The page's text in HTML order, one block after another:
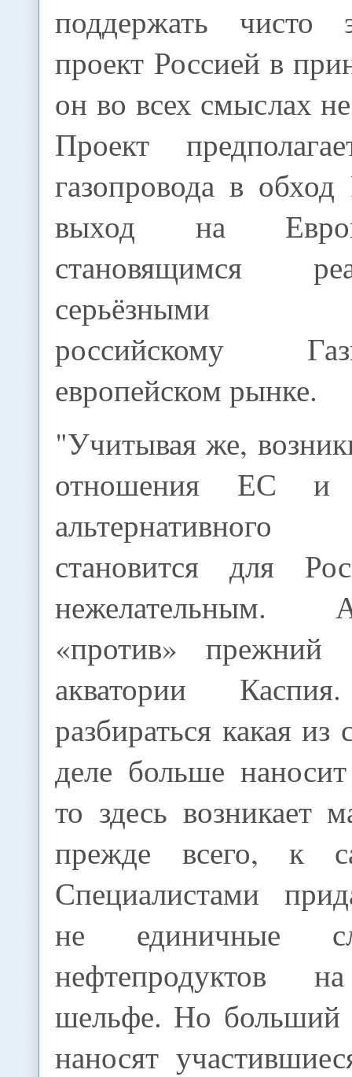
поддержать чисто
проект Россией в
он во всех смыслах
Проект
газопровода в
выход на
становящимся
серьёзными
российскому
европейском рынке.
"Учитывая же,
отношения ЕС и
альтернативного
становится для
нежелательным.
«против» прежний
акватории
разбираться какая
деле больше
то здесь возникает
прежде всего, к
Специалистами
не единичные
нефтепродуктов
шельфе. Но больший
наносят